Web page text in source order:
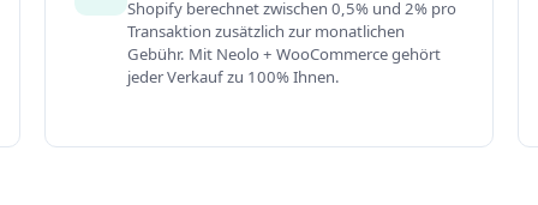
Shopify berechnet zwischen 0,5% und 2% pro
Transaktion zusätzlich zur monatlichen
Gebühr. Mit Neolo + WooCommerce gehört
jeder Verkauf zu 100% Ihnen.